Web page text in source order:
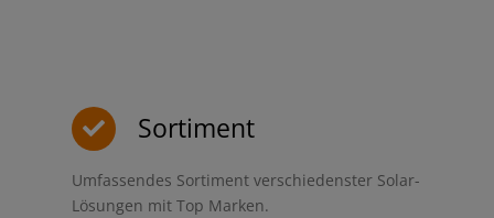
Sortiment
Umfassendes Sortiment verschiedenster Solar-
Lösungen mit Top Marken.